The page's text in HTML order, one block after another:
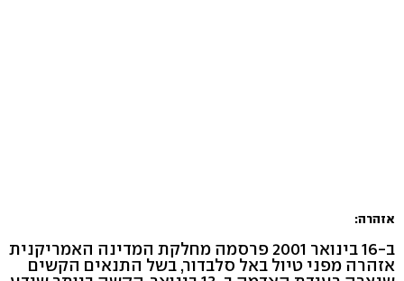
אזהרה:
ב-16 בינואר 2001 פרסמה מחלקת המדינה האמריקנית
אזהרה מפני טיול באל סלבדור, בשל התנאים הקשים